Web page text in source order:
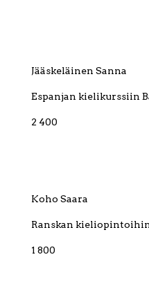
Jääskeläinen Sanna
Espanjan kielikurssiin
2 400
Koho Saara
Ranskan kieliopintoihin
1 800